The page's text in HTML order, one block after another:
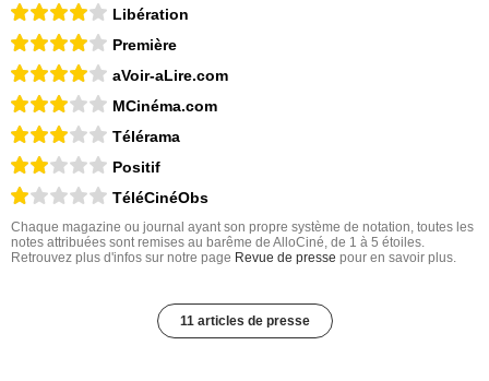
Libération
Première
aVoir-aLire.com
MCinéma.com
Télérama
Positif
TéléCinéObs
Chaque magazine ou journal ayant son propre système de notation, toutes les
notes attribuées sont remises au barême de AlloCiné, de 1 à 5 étoiles.
Retrouvez plus d'infos sur notre page Revue de presse pour en savoir plus.
11 articles de presse